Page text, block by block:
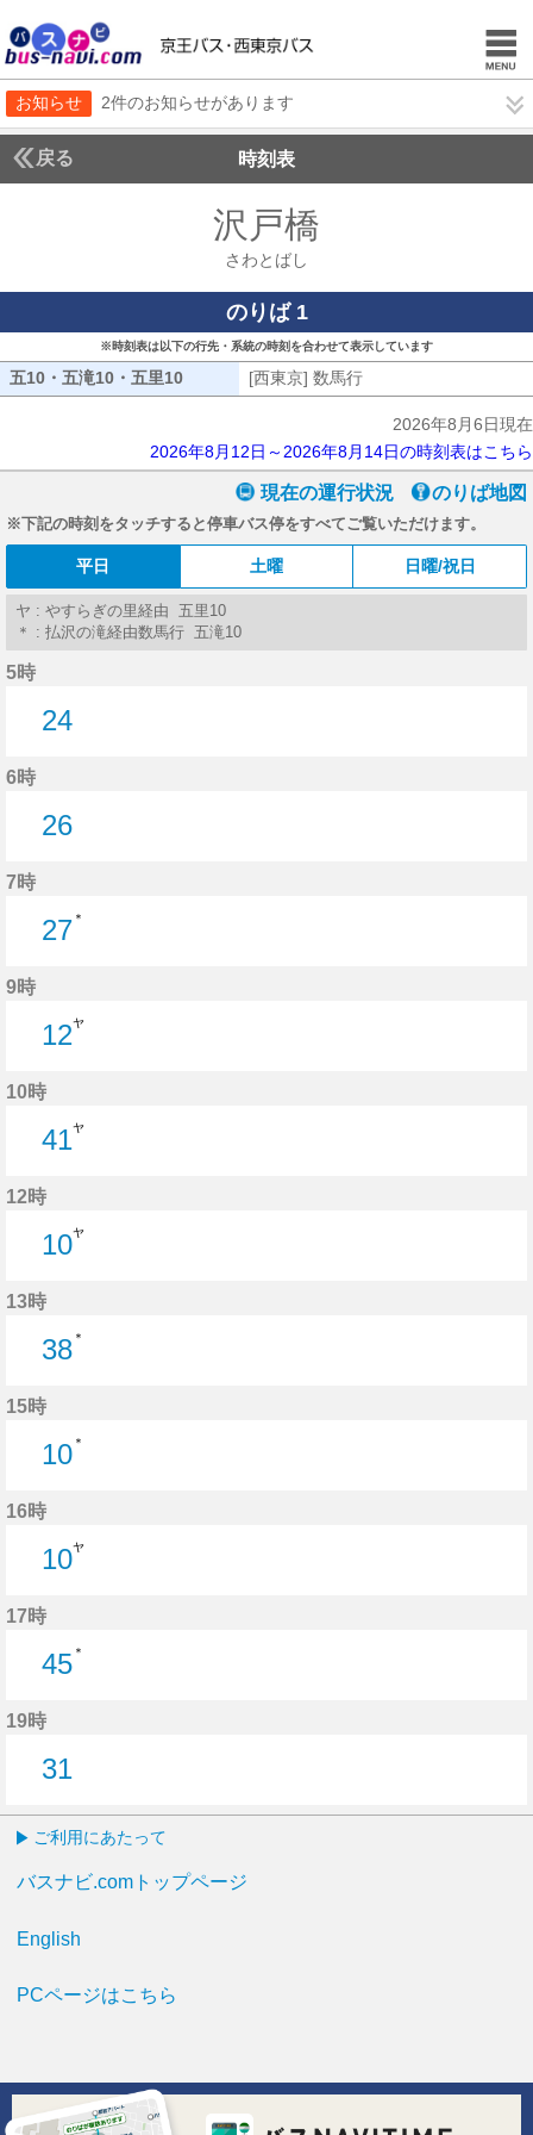
お知らせ 2件のお知らせがあります
戻る 時刻表
沢戸橋
さわとばし
のりば 1
※時刻表は以下の行先・系統の時刻を合わせて表示しています
五10・五滝10・五里10 五10・五滝10・五里10
[西東京] 数馬行
2026年8月6日現在
2026年8月12日～2026年8月14日の時刻表はこちら
現在の運行状況 のりば地図
※下記の時刻をタッチすると停車バス停をすべてご覧いただけます。
平日 土曜 日曜/祝日
ヤ : やすらぎの里経由 五里10
＊ : 払沢の滝経由数馬行 五滝10
5時
24
6時
26
7時
27 ＊
9時
12ヤ
10時
41ヤ
12時
10ヤ
13時
38 ＊
15時
10 ＊
16時
10ヤ
17時
45 ＊
19時
31
ご利用にあたって
バスナビ.comトップページ
English
PCページはこちら